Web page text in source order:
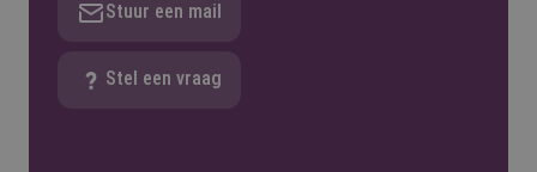
Stuur een mail
Stel een vraag